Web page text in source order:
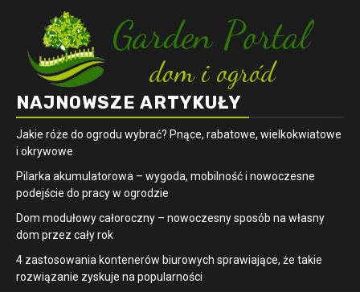
NAJNOWSZE ARTYKUŁY
Jakie róże do ogrodu wybrać? Pnące, rabatowe, wielkokwiatowe
i okrywowe
Pilarka akumulatorowa – wygoda, mobilność i nowoczesne
podejście do pracy w ogrodzie
Dom modułowy całoroczny – nowoczesny sposób na własny
dom przez cały rok
4 zastosowania kontenerów biurowych sprawiające, że takie
rozwiązanie zyskuje na popularności